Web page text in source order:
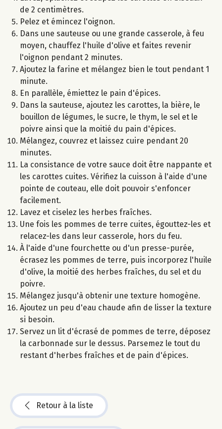
de 2 centimètres.
Pelez et émincez l'oignon.
Dans une sauteuse ou une grande casserole, à feu
moyen, chauffez l'huile d'olive et faites revenir
l'oignon pendant 2 minutes.
Ajoutez la farine et mélangez bien le tout pendant 1
minute.
En parallèle, émiettez le pain d'épices.
Dans la sauteuse, ajoutez les carottes, la bière, le
bouillon de légumes, le sucre, le thym, le sel et le
poivre ainsi que la moitié du pain d'épices.
Mélangez, couvrez et laissez cuire pendant 20
minutes.
La consistance de votre sauce doit être nappante et
les carottes cuites. Vérifiez la cuisson à l'aide d'une
pointe de couteau, elle doit pouvoir s'enfoncer
facilement.
Lavez et ciselez les herbes fraîches.
Une fois les pommes de terre cuites, égouttez-les et
relacez-les dans leur casserole, hors du feu.
À l'aide d'une fourchette ou d'un presse-purée,
écrasez les pommes de terre, puis incorporez l'huile
d'olive, la moitié des herbes fraîches, du sel et du
poivre.
Mélangez jusqu'à obtenir une texture homogène.
Ajoutez un peu d'eau chaude afin de lisser la texture
si besoin.
Servez un lit d'écrasé de pommes de terre, déposez
la carbonnade sur le dessus. Parsemez le tout du
restant d'herbes fraîches et de pain d'épices.
Retour à la liste